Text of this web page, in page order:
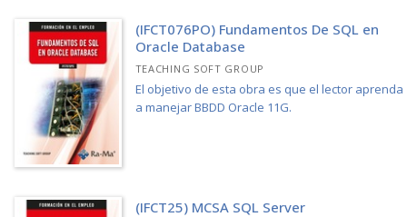
(IFCT076PO) Fundamentos De SQL en
Oracle Database
TEACHING SOFT GROUP
El objetivo de esta obra es que el lector aprenda
a manejar BBDD Oracle 11G.
(IFCT25) MCSA SQL Server